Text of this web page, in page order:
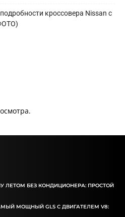
кроссовера Nissan с
ЛЕТОМ БЕЗ КОНДИЦИОНЕРА: ПРОСТОЙ
МОЩНЫЙ GLS С ДВИГАТЕЛЕМ V8: